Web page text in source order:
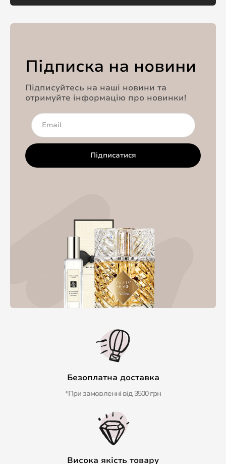
Підписка на новини
Підписуйтесь на наші новини та
отримуйте інформацію про новинки!
Підписатися
Безоплатна доставка
*При замовленні від 3500 грн
Висока якість товару